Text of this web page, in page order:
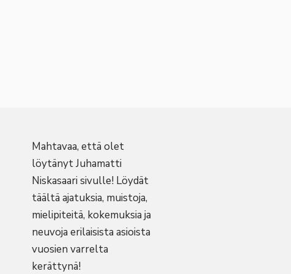
Mahtavaa, että olet
löytänyt Juhamatti
Niskasaari sivulle! Löydät
täältä ajatuksia, muistoja,
mielipiteitä, kokemuksia ja
neuvoja erilaisista asioista
vuosien varrelta
kerättynä!